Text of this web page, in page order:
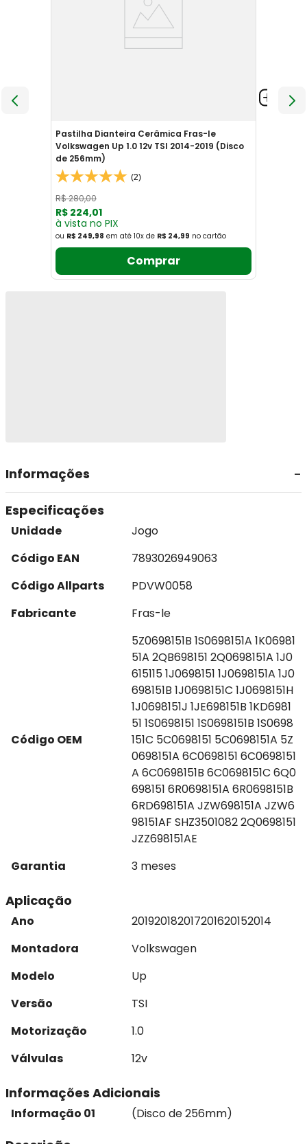
Pastilha Dianteira Cerâmica Fras-le
Volkswagen Up 1.0 12v TSI 2014-2019 (Disco
de 256mm)
(2)
R$280,00
R$ 224,01
à vista no PIX
ou R$ 249,98 em até 10x de R$ 24,99 no cartão
Comprar
Informações
Especificações
Unidade
Jogo
Código EAN
7893026949063
Código Allparts
PDVW0058
Fabricante
Fras-le
Código OEM
5Z0698151B 1S0698151A 1K06981
51A 2QB698151 2Q0698151A 1J0
615115 1J0698151 1J0698151A 1J0
698151B 1J0698151C 1J0698151H
1J0698151J 1JE698151B 1KD6981
51 1S0698151 1S0698151B 1S0698
151C 5C0698151 5C0698151A 5Z
0698151A 6C0698151 6C0698151
A 6C0698151B 6C0698151C 6Q0
698151 6R0698151A 6R0698151B
6RD698151A JZW698151A JZW6
98151AF SHZ3501082 2Q0698151
JZZ698151AE
Garantia
3 meses
Aplicação
Ano 201920182017201620152014
Montadora
Volkswagen
Modelo
Up
Versão
TSI
Motorização
1.0
Válvulas
12v
Informações Adicionais
Informação 01 (Disco de 256mm)